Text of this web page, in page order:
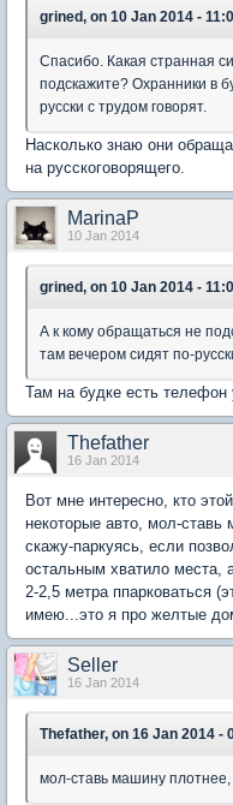
grined, on 10 Jan 2014 -
Спасибо. Какая странная
подскажите? Охранники в
русски с трудом говорят.
Насколько знаю они
на русскоговорящего.
MarinaP
10 Jan 2014
grined, on 10 Jan 2014 -
А к кому обращаться не
там вечером сидят по-
Там на будке есть
Thefather
16 Jan 2014
Вот мне интересно, кто
некоторые авто, мол-
скажу-паркуясь, если
остальным хватило
2-2,5 метра ппарковаться
имею...это я про желтые
Seller
16 Jan 2014
Thefather, on 16 Jan 2014 -
мол-ставь машину плотнее,